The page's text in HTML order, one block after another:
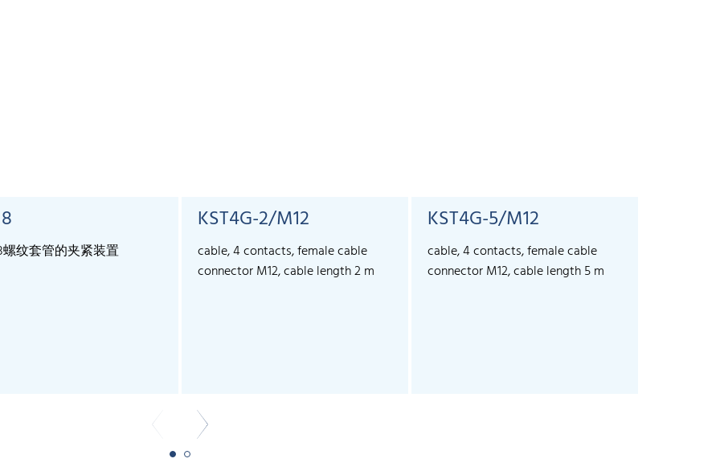
螺纹套管的夹紧装置
KST4G-2/M12
cable, 4 contacts, female cable
connector M12, cable length 2 m
KST4G-5/M12
cable, 4 contacts, female cable
connector M12, cable length 5 m